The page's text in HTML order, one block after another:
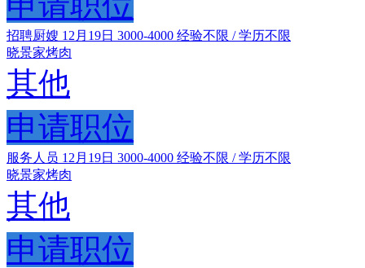
招聘厨嫂 12月19日 3000-4000 经验不限 / 学历不限
晓景家烤肉
其他
申请职位
服务人员 12月19日 3000-4000 经验不限 / 学历不限
晓景家烤肉
其他
申请职位